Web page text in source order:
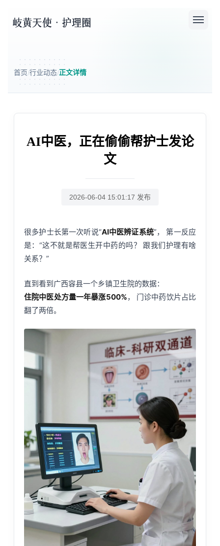
首页/行业动态/正文详情
AI中医，正在偷偷帮护士发论
文
2026-06-04 15:01:17 发布
很多护士长第一次听说“AI中医辨证系统”， 第一反应
是：“这不就是帮医生开中药的吗？ 跟我们护理有啥
关系？”
直到看到广西容县一个乡镇卫生院的数据：
住院中医处方量一年暴涨500%， 门诊中药饮片占比
翻了两倍。